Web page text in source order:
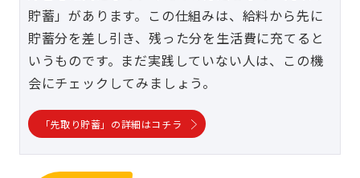
貯蓄」があります。この仕組みは、給料から先に
貯蓄分を差し引き、残った分を生活費に充てると
いうものです。まだ実践していない人は、この機
会にチェックしてみましょう。
「先取り貯蓄」の詳細はコチラ